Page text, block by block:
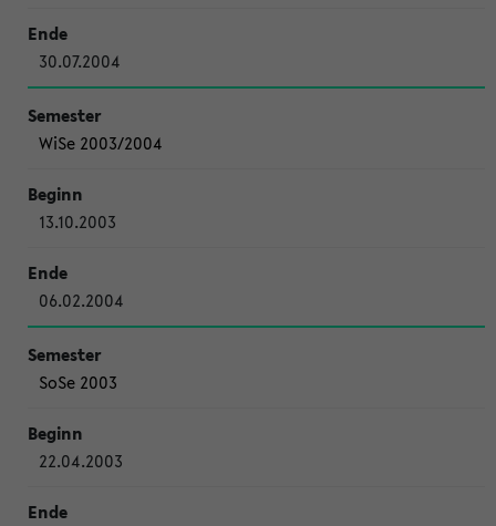
30.07.2004
WiSe 2003/2004
13.10.2003
06.02.2004
SoSe 2003
22.04.2003